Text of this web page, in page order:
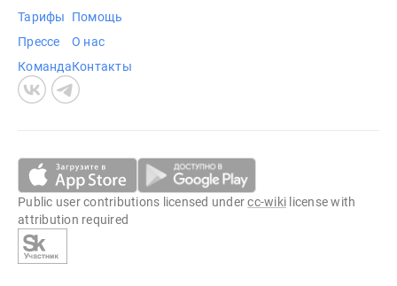
Тарифы
Прессе
Команда
Помощь
О нас
Контакты
Public user contributions licensed undercc-wiki license with
attribution required